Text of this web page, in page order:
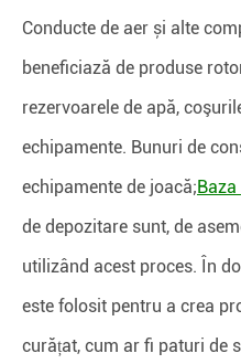
Conducte de aer și alte
beneficiază de produse
rezervoarele de apă,
echipamente. Bunuri de
echipamente de joacă;Baza
de depozitare sunt, de
utilizând acest proces. În
este folosit pentru a crea
curățat, cum ar fi paturi de